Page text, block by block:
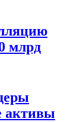
млрд
активы